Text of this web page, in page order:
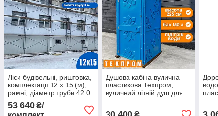
Ліси будівельні, риштовка,
комплектації 12 х 15 (м),
рамні, діаметр труби 42.0
(мм)
53 640 ₴/
Душова кабіна вулична
пластикова Техпром,
вуличний літній душ для